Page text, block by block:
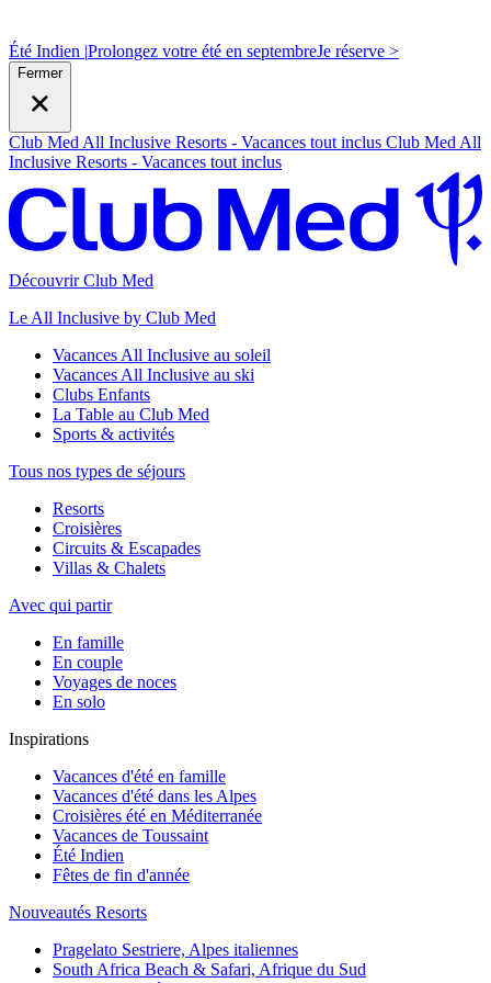
Été Indien |Prolongez votre été en septembreJe réserve >
Fermer
Club Med All Inclusive Resorts - Vacances tout inclus Club Med All
Inclusive Resorts - Vacances tout inclus
Découvrir Club Med
Le All Inclusive by Club Med
Vacances All Inclusive au soleil
Vacances All Inclusive au ski
Clubs Enfants
La Table au Club Med
Sports & activités
Tous nos types de séjours
Resorts
Croisières
Circuits & Escapades
Villas & Chalets
Avec qui partir
En famille
En couple
Voyages de noces
En solo
Inspirations
Vacances d'été en famille
Vacances d'été dans les Alpes
Croisières été en Méditerranée
Vacances de Toussaint
Été Indien
Fêtes de fin d'année
Nouveautés Resorts
Pragelato Sestriere, Alpes italiennes
South Africa Beach & Safari, Afrique du Sud